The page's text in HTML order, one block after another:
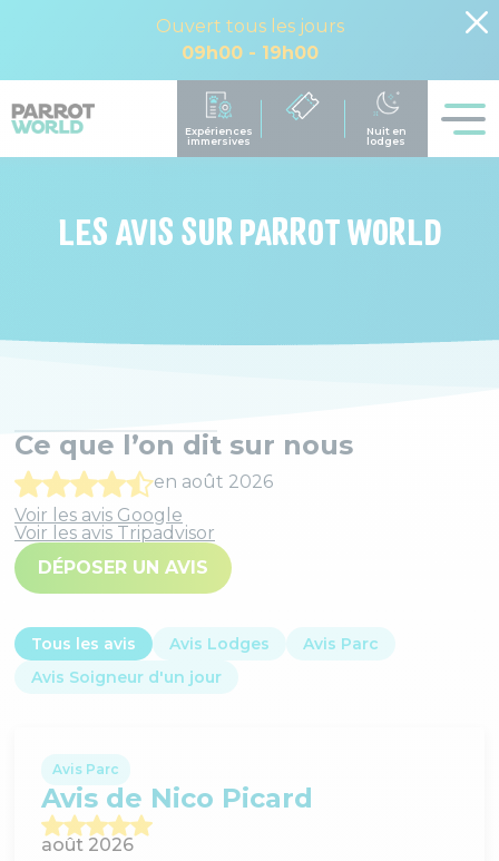
Ouvert tous les jours
09h00 - 19h00
LES AVIS SUR PARROT WORLD
Ce que l’on dit sur nous
en août 2026
Voir les avis Google
Voir les avis Tripadvisor
DÉPOSER UN AVIS
Tous les avis Avis Lodges
Avis Parc
Avis Soigneur d'un jour
Avis Parc
Avis de Nico Picard
août 2026